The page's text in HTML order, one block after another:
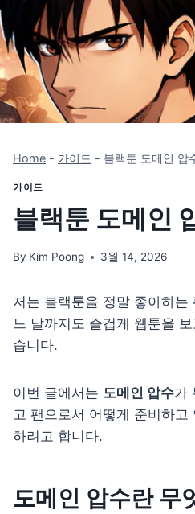
Home - 가이드 - 블랙툰 도메인 압
가이드
블랙툰 도메인
By Kim Poong 3월 14, 2026
저는 블랙툰을 정말 좋아하
느 날까지도 즐겁게 웹툰을
습니다.
이번 글에서는 도메인 압수가
고 팬으로서 어떻게 준비하
하려고 합니다.
도메인 압수란 무